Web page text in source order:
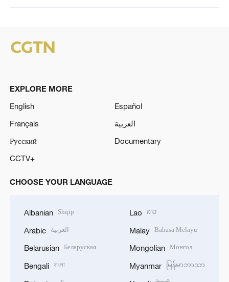
EXPLORE MORE
English
Español
Français
العربية
Русский
Documentary
CCTV+
CHOOSE YOUR LANGUAGE
Albanian Shqip
Arabic العربية
Belarusian Беларуская
Bengali বাংলা
Lao ລາວ
Malay Bahasa Melayu
Mongolian Монгол
Myanmar မြန်မာဘာသာ